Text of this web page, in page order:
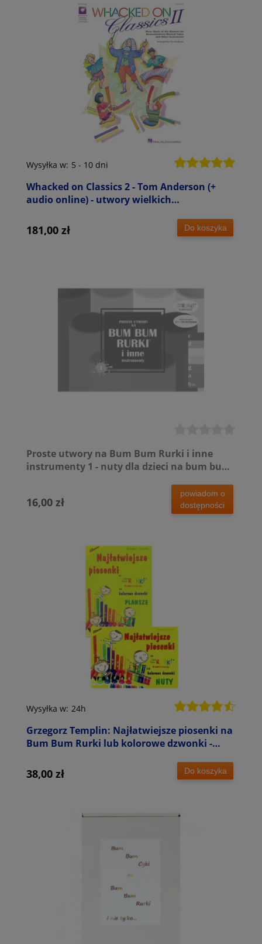
Whacked on Classics 2 - Tom Anderson (+
audio online) - utwory wielkich
szkolne zespoły perkusyjne
Wysyłka w: 5 - 10 dni
181,00 zł Do koszyka
Proste utwory na Bum Bum Rurki i inne
instrumenty 1 - nuty dla dzieci na bum bum
16,00 zł
powiadom o
dostępności
Grzegorz Templin: Najłatwiejsze piosenki na
Bum Bum Rurki lub kolorowe dzwonki -
Wysyłka w: 24h
38,00 zł Do koszyka